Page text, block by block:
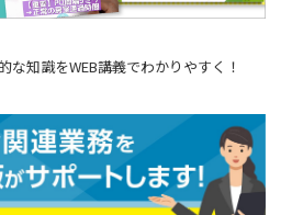
な知識をWEB講義でわかりやすく！